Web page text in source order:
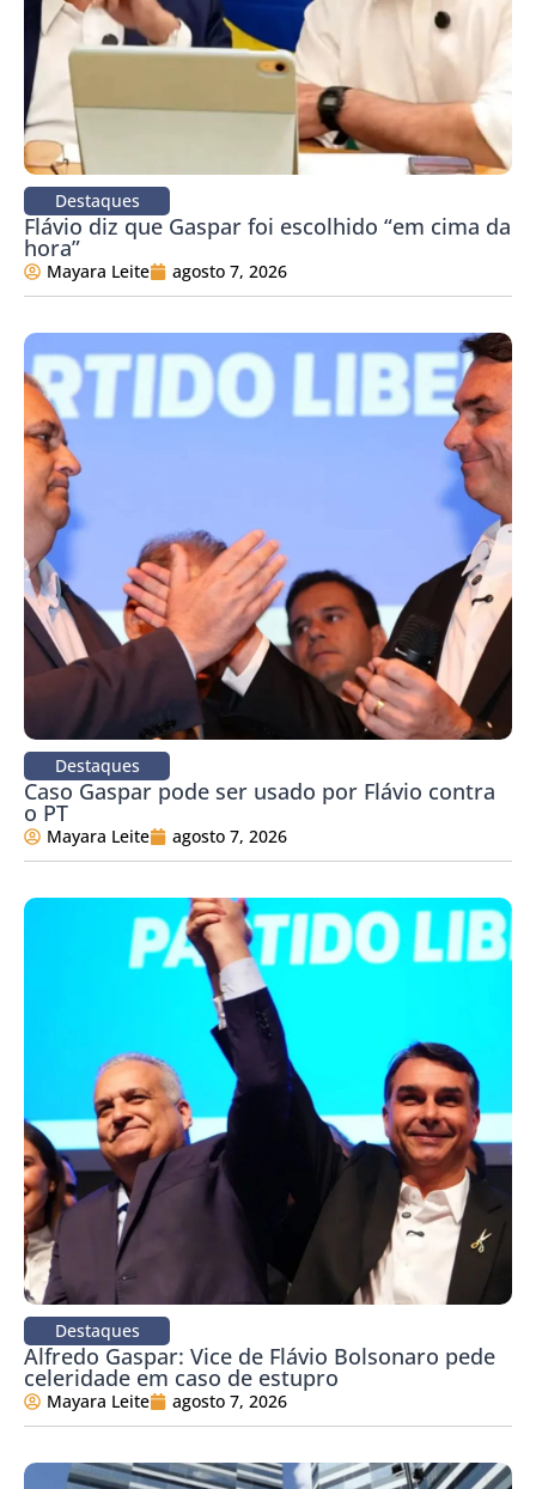
Destaques
Flávio diz que Gaspar foi escolhido “em cima da
hora”
Mayara Leite agosto 7, 2026
Destaques
Caso Gaspar pode ser usado por Flávio contra
o PT
Mayara Leite agosto 7, 2026
Destaques
Alfredo Gaspar: Vice de Flávio Bolsonaro pede
celeridade em caso de estupro
Mayara Leite agosto 7, 2026